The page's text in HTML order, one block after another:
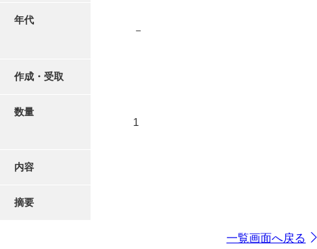
年代
－
作成・受取
数量
1
内容
摘要
一覧画面へ戻る